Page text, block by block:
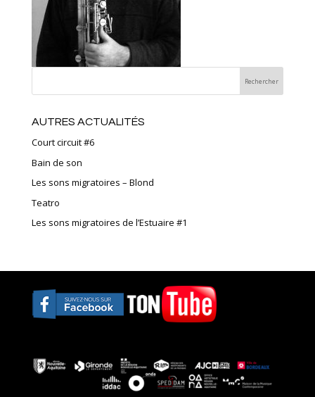
AUTRES ACTUALITÉS
Court circuit #6
Bain de son
Les sons migratoires – Blond
Teatro
Les sons migratoires de l’Estuaire #1